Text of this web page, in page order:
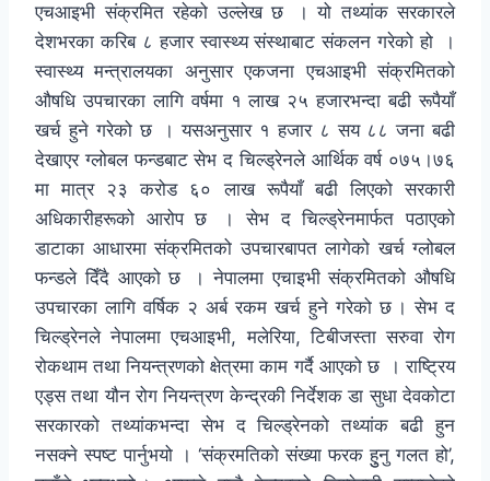
एचआइभी संक्रमित रहेको उल्लेख छ । यो तथ्यांक सरकारले
देशभरका करिब ८ हजार स्वास्थ्य संस्थाबाट संकलन गरेको हो ।
स्वास्थ्य मन्त्रालयका अनुसार एकजना एचआइभी संक्रमितको
औषधि उपचारका लागि वर्षमा १ लाख २५ हजारभन्दा बढी रूपैयाँ
खर्च हुने गरेको छ । यसअनुसार १ हजार ८ सय ८८ जना बढी
देखाएर ग्लोबल फन्डबाट सेभ द चिल्ड्रेनले आर्थिक वर्ष ०७५।७६
मा मात्र २३ करोड ६० लाख रूपैयाँ बढी लिएको सरकारी
अधिकारीहरूको आरोप छ । सेभ द चिल्ड्रेनमार्फत पठाएको
डाटाका आधारमा संक्रमितको उपचारबापत लागेको खर्च ग्लोबल
फन्डले दिँदै आएको छ । नेपालमा एचाइभी संक्रमितको औषधि
उपचारका लागि वर्षिक २ अर्ब रकम खर्च हुने गरेको छ । सेभ द
चिल्ड्रेनले नेपालमा एचआइभी, मलेरिया, टिबीजस्ता सरुवा रोग
रोकथाम तथा नियन्त्रणको क्षेत्रमा काम गर्दै आएको छ । राष्ट्रिय
एड्स तथा यौन रोग नियन्त्रण केन्द्रकी निर्देशक डा सुधा देवकोटा
सरकारको तथ्यांकभन्दा सेभ द चिल्ड्रेनको तथ्यांक बढी हुन
नसक्ने स्पष्ट पार्नुभयो । ‘संक्रमतिको संख्या फरक हुुनु गलत हो’,